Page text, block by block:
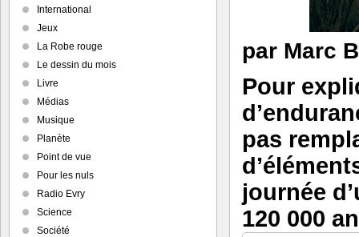
International
Jeux
La Robe rouge
Le dessin du mois
Livre
Médias
Musique
Planète
Point de vue
Pour les nuls
Radio Evry
Science
Société
par Marc
Pour
pas
journée
120 000